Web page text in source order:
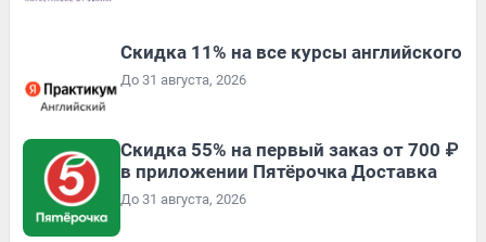
Скидка 11% на все курсы английского
До 31 августа, 2026
Скидка 55% на первый заказ от 700 ₽
в приложении Пятёрочка Доставка
До 31 августа, 2026